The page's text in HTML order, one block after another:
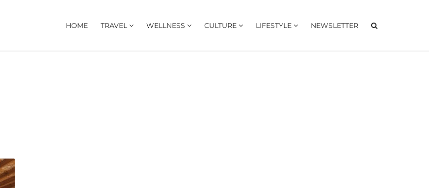
HOME TRAVEL WELLNESS CULTURE LIFESTYLE NEWSLETTER